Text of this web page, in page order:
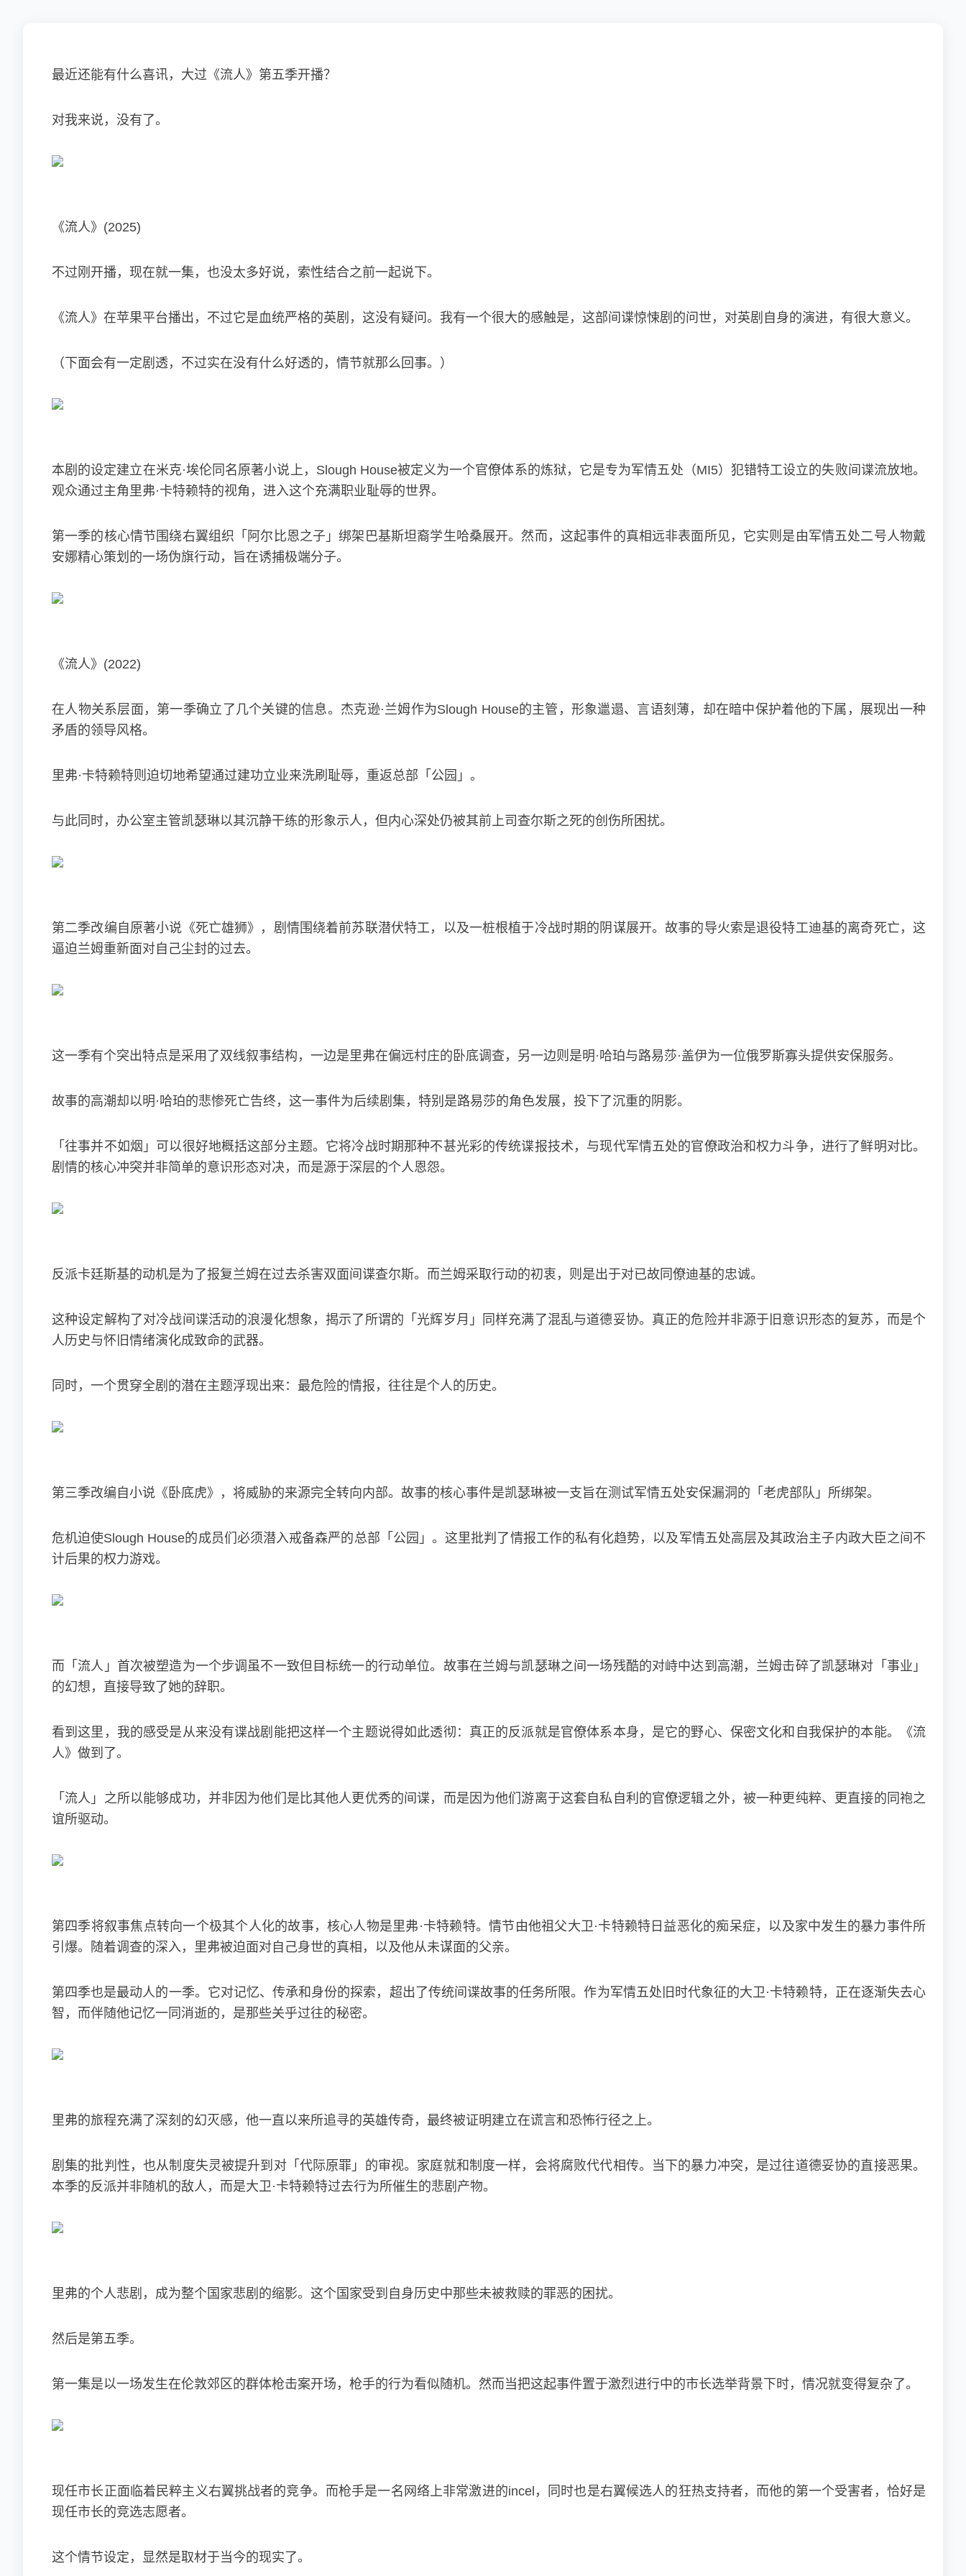
最近还能有什么喜讯，大过《流人》第五季开播？
对我来说，没有了。
《流人》(2025)
不过刚开播，现在就一集，也没太多好说，索性结合之前一起说下。
《流人》在苹果平台播出，不过它是血统严格的英剧，这没有疑问。我有一个很大的感触是，这部间谍惊悚剧的问世，对英剧自身的演进，有很大意义。
（下面会有一定剧透，不过实在没有什么好透的，情节就那么回事。）
本剧的设定建立在米克·埃伦同名原著小说上，Slough House被定义为一个官僚体系的炼狱，它是专为军情五处（MI5）犯错特工设立的失败间谍流放地。
观众通过主角里弗·卡特赖特的视角，进入这个充满职业耻辱的世界。
第一季的核心情节围绕右翼组织「阿尔比恩之子」绑架巴基斯坦裔学生哈桑展开。然而，这起事件的真相远非表面所见，它实则是由军情五处二号人物戴
安娜精心策划的一场伪旗行动，旨在诱捕极端分子。
《流人》(2022)
在人物关系层面，第一季确立了几个关键的信息。杰克逊·兰姆作为Slough House的主管，形象邋遢、言语刻薄，却在暗中保护着他的下属，展现出一种
矛盾的领导风格。
里弗·卡特赖特则迫切地希望通过建功立业来洗刷耻辱，重返总部「公园」。
与此同时，办公室主管凯瑟琳以其沉静干练的形象示人，但内心深处仍被其前上司查尔斯之死的创伤所困扰。
第二季改编自原著小说《死亡雄狮》，剧情围绕着前苏联潜伏特工，以及一桩根植于冷战时期的阴谋展开。故事的导火索是退役特工迪基的离奇死亡，这
逼迫兰姆重新面对自己尘封的过去。
这一季有个突出特点是采用了双线叙事结构，一边是里弗在偏远村庄的卧底调查，另一边则是明·哈珀与路易莎·盖伊为一位俄罗斯寡头提供安保服务。
故事的高潮却以明·哈珀的悲惨死亡告终，这一事件为后续剧集，特别是路易莎的角色发展，投下了沉重的阴影。
「往事并不如烟」可以很好地概括这部分主题。它将冷战时期那种不甚光彩的传统谍报技术，与现代军情五处的官僚政治和权力斗争，进行了鲜明对比。
剧情的核心冲突并非简单的意识形态对决，而是源于深层的个人恩怨。
反派卡廷斯基的动机是为了报复兰姆在过去杀害双面间谍查尔斯。而兰姆采取行动的初衷，则是出于对已故同僚迪基的忠诚。
这种设定解构了对冷战间谍活动的浪漫化想象，揭示了所谓的「光辉岁月」同样充满了混乱与道德妥协。真正的危险并非源于旧意识形态的复苏，而是个
人历史与怀旧情绪演化成致命的武器。
同时，一个贯穿全剧的潜在主题浮现出来：最危险的情报，往往是个人的历史。
第三季改编自小说《卧底虎》，将威胁的来源完全转向内部。故事的核心事件是凯瑟琳被一支旨在测试军情五处安保漏洞的「老虎部队」所绑架。
危机迫使Slough House的成员们必须潜入戒备森严的总部「公园」。这里批判了情报工作的私有化趋势，以及军情五处高层及其政治主子内政大臣之间不
计后果的权力游戏。
而「流人」首次被塑造为一个步调虽不一致但目标统一的行动单位。故事在兰姆与凯瑟琳之间一场残酷的对峙中达到高潮，兰姆击碎了凯瑟琳对「事业」
的幻想，直接导致了她的辞职。
看到这里，我的感受是从来没有谍战剧能把这样一个主题说得如此透彻：真正的反派就是官僚体系本身，是它的野心、保密文化和自我保护的本能。《流
人》做到了。
「流人」之所以能够成功，并非因为他们是比其他人更优秀的间谍，而是因为他们游离于这套自私自利的官僚逻辑之外，被一种更纯粹、更直接的同袍之
谊所驱动。
第四季将叙事焦点转向一个极其个人化的故事，核心人物是里弗·卡特赖特。情节由他祖父大卫·卡特赖特日益恶化的痴呆症，以及家中发生的暴力事件所
引爆。随着调查的深入，里弗被迫面对自己身世的真相，以及他从未谋面的父亲。
第四季也是最动人的一季。它对记忆、传承和身份的探索，超出了传统间谍故事的任务所限。作为军情五处旧时代象征的大卫·卡特赖特，正在逐渐失去心
智，而伴随他记忆一同消逝的，是那些关乎过往的秘密。
里弗的旅程充满了深刻的幻灭感，他一直以来所追寻的英雄传奇，最终被证明建立在谎言和恐怖行径之上。
剧集的批判性，也从制度失灵被提升到对「代际原罪」的审视。家庭就和制度一样，会将腐败代代相传。当下的暴力冲突，是过往道德妥协的直接恶果。
本季的反派并非随机的敌人，而是大卫·卡特赖特过去行为所催生的悲剧产物。
里弗的个人悲剧，成为整个国家悲剧的缩影。这个国家受到自身历史中那些未被救赎的罪恶的困扰。
然后是第五季。
第一集是以一场发生在伦敦郊区的群体枪击案开场，枪手的行为看似随机。然而当把这起事件置于激烈进行中的市长选举背景下时，情况就变得复杂了。
现任市长正面临着民粹主义右翼挑战者的竞争。而枪手是一名网络上非常激进的incel，同时也是右翼候选人的狂热支持者，而他的第一个受害者，恰好是
现任市长的竞选志愿者。
这个情节设定，显然是取材于当今的现实了。